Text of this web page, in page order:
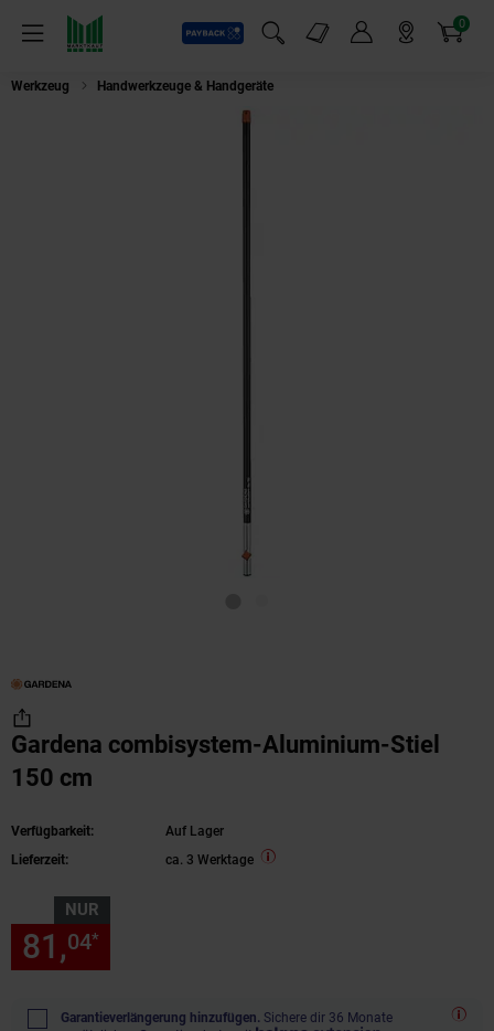
Menü
Payback
Suchfeld einblenden
Markt-Angebote 0
Artikel
Werkzeug Handwerkzeuge & Handgeräte
Gardena combisystem-Aluminium-Stiel
150 cm
Verfügbarkeit:
Auf Lager
Lieferzeit:
ca. 3 Werktage
NUR
81,04*
Garantieverlängerung hinzufügen. Sichere dir 36 Monate